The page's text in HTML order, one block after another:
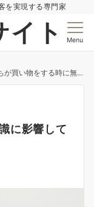
を実現する専門家
イト Menu
物をする時に無意識に影響している2つの要素
に影響して